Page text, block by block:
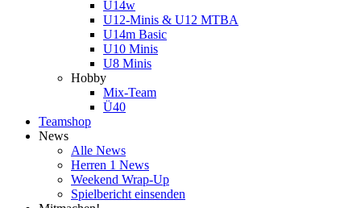
U14w
U12-Minis & U12 MTBA
U14m Basic
U10 Minis
U8 Minis
Hobby
Mix-Team
Ü40
Teamshop
News
Alle News
Herren 1 News
Weekend Wrap-Up
Spielbericht einsenden